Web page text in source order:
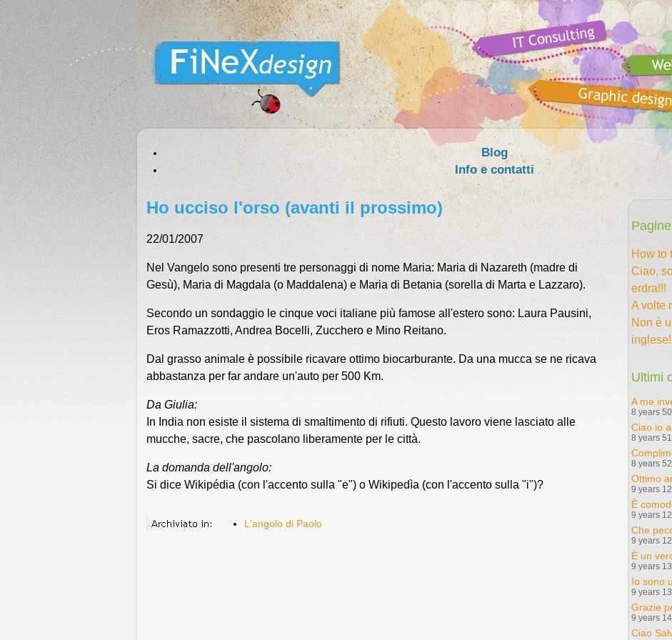
Blog
Info e contatti
Ho ucciso l'orso (avanti il prossimo)
22/01/2007
Nel Vangelo sono presenti tre personaggi di nome Maria: Maria di Nazareth (madre di
Gesù), Maria di Magdala (o Maddalena) e Maria di Betania (sorella di Marta e Lazzaro).
Secondo un sondaggio le cinque voci italiane più famose all'estero sono: Laura Pausini,
Eros Ramazzotti, Andrea Bocelli, Zucchero e Mino Reitano.
Dal grasso animale è possibile ricavare ottimo biocarburante. Da una mucca se ne ricava
abbastanza per far andare un'auto per 500 Km.
Da Giulia:
In India non esiste il sistema di smaltimento di rifiuti. Questo lavoro viene lasciato alle
mucche, sacre, che pascolano liberamente per le città.
La domanda dell'angolo:
Si dice Wikipédia (con l'accento sulla "e") o Wikipedìa (con l'accento sulla "i")?
L'angolo di Paolo
How to
Ciao,
erdra!!!
A volte
Non è
Ultimi
A me
8 years
Ciao io
8 years
8 years
Ottimo
9 years
È
9 years
Che
9 years
È un
9 years
Io sono
9 years
Grazie
9 years
Ciao